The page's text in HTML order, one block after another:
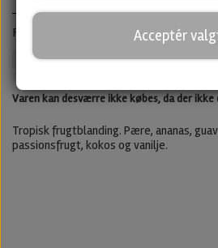
Fruited Sour · ABV: 6,0% · Dåse: 44 cl.
Sour Untappd
Varen kan desværre ikke købes, da der
Tropisk frugtblanding. Pære, ananas,
passionsfrugt, kokos og vanilje.
Acceptér